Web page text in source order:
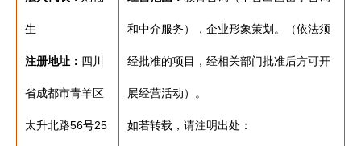
生
注册地址： 四川
省成都市青羊区
太升北路56号25
和中介服务），企业形象策划。（依法须
经批准的项目，经相关部门批准后方可开
展经营活动）。
如若转载，请注明出处：